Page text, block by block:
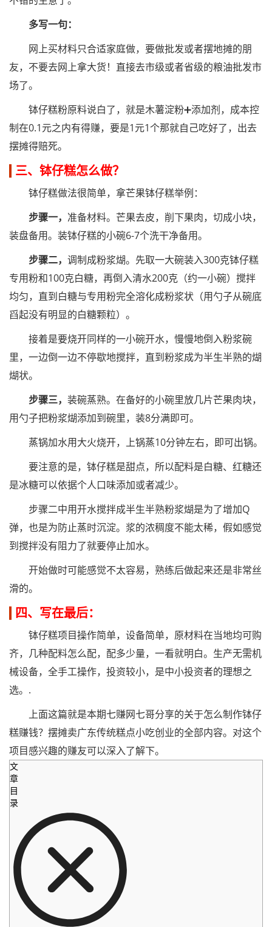
多写一句：
网上买材料只合适家庭做，要做批发或者摆地摊的朋
友，不要去网上拿大货！直接去市级或者省级的粮油批发市
场了。
钵仔糕粉原料说白了，就是木薯淀粉➕添加剂，成本控
制在0.1元之内有得赚，要是1元1个那就自己吃好了，出去
摆摊得赔死。
三、钵仔糕怎么做？
钵仔糕做法很简单，拿芒果钵仔糕举例：
步骤一， 准备材料。芒果去皮，削下果肉，切成小块，
装盘备用。装钵仔糕的小碗6-7个洗干净备用。
步骤二， 调制成粉浆煳。先取一大碗装入300克钵仔糕
专用粉和100克白糖，再倒入清水200克（约一小碗）搅拌
均匀，直到白糖与专用粉完全溶化成粉浆状（用勺子从碗底
舀起没有明显的白糖颗粒）。
接着是要烧开同样的一小碗开水，慢慢地倒入粉浆碗
里，一边倒一边不停歇地搅拌，直到粉浆成为半生半熟的煳
煳状。
步骤三， 装碗蒸熟。在备好的小碗里放几片芒果肉块，
用勺子把粉浆煳添加到碗里，装8分满即可。
蒸锅加水用大火烧开，上锅蒸10分钟左右，即可出锅。
要注意的是，钵仔糕是甜点，所以配料是白糖、红糖还
是冰糖可以依据个人口味添加或者减少。
步骤二中用开水搅拌成半生半熟粉浆煳是为了增加Q
弹，也是为防止蒸时沉淀。浆的浓稠度不能太稀，假如感觉
到搅拌没有阻力了就要停止加水。
开始做时可能感觉不太容易，熟练后做起来还是非常丝
滑的。
四、写在最后：
钵仔糕项目操作简单，设备简单，原材料在当地均可购
齐，几种配料怎么配，配多少量，一看就明白。生产无需机
械设备，全手工操作，投资较小，是中小投资者的理想之
选。.
上面这篇就是本期七赚网七哥分享的关于怎么制作钵仔
糕赚钱？摆摊卖广东传统糕点小吃创业的全部内容。对这个
项目感兴趣的赚友可以深入了解下。
文
章
目
录